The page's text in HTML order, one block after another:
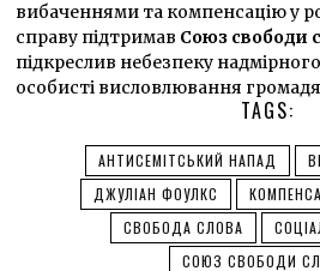
вибаченнями та компенсацію у
справу підтримав Союз свободи
підкреслив небезпеку
особисті висловлювання
TAGS:
АНТИСЕМІТСЬКИЙ НАПАД
ДЖУЛІАН ФОУЛКС
СВОБОДА СЛОВА
СОЮЗ СВОБОДИ